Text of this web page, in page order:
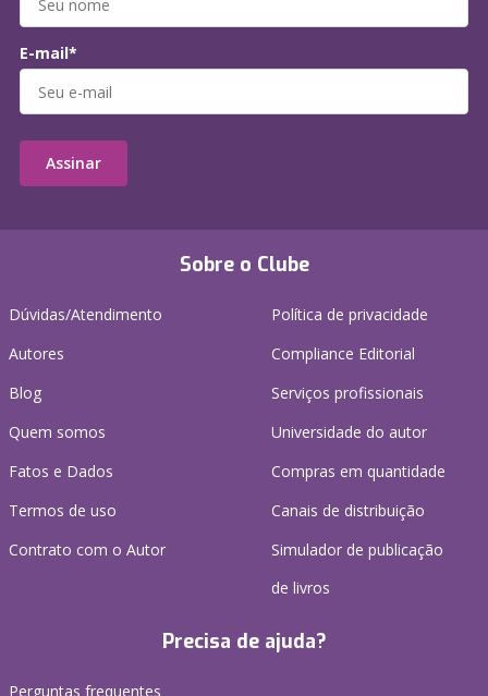
Sobre o Clube
Dúvidas/Atendimento
Autores
Blog
Quem somos
Fatos e Dados
Termos de uso
Contrato com o Autor
Política de privacidade
Compliance Editorial
Serviços profissionais
Universidade do autor
Compras em quantidade
Canais de distribuição
Simulador de publicação
de livros
Precisa de ajuda?
Perguntas frequentes
E-mail*
Assinar